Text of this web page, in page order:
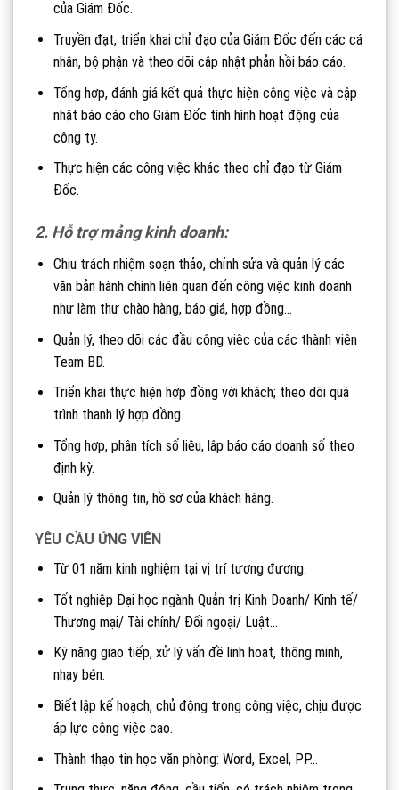
của Giám Đốc.
Truyền đạt, triển khai chỉ đạo của Giám Đốc đến các cá
nhân, bộ phận và theo dõi cập nhật phản hồi báo cáo.
Tổng hợp, đánh giá kết quả thực hiện công việc và cập
nhật báo cáo cho Giám Đốc tình hình hoạt động của
công ty.
Thực hiện các công việc khác theo chỉ đạo từ Giám
Đốc.
2. Hỗ trợ mảng kinh doanh:
Chịu trách nhiệm soạn thảo, chỉnh sửa và quản lý các
văn bản hành chính liên quan đến công việc kinh doanh
như làm thư chào hàng, báo giá, hợp đồng…
Quản lý, theo dõi các đầu công việc của các thành viên
Team BD.
Triển khai thực hiện hợp đồng với khách; theo dõi quá
trình thanh lý hợp đồng.
Tổng hợp, phân tích số liệu, lập báo cáo doanh số theo
định kỳ.
Quản lý thông tin, hồ sơ của khách hàng.
YÊU CẦU ỨNG VIÊN
Từ 01 năm kinh nghiệm tại vị trí tương đương.
Tốt nghiệp Đại học ngành Quản trị Kinh Doanh/ Kinh tế/
Thương mại/ Tài chính/ Đối ngoại/ Luật…
Kỹ năng giao tiếp, xử lý vấn đề linh hoạt, thông minh,
nhạy bén.
Biết lập kế hoạch, chủ động trong công việc, chịu được
áp lực công việc cao.
Thành thạo tin học văn phòng: Word, Excel, PP…